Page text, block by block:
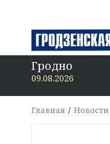
Гродно
09.08.2026
Главная Новости